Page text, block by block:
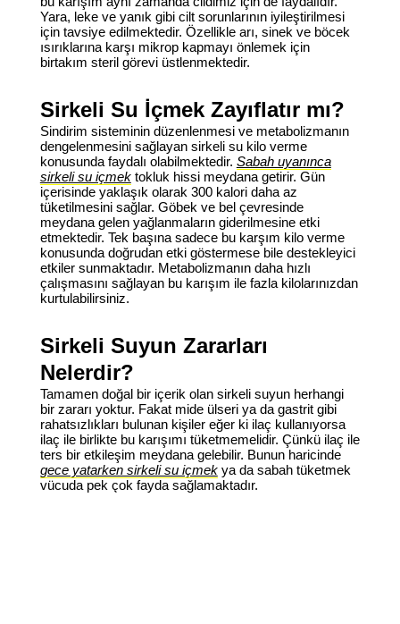
Yara, leke ve yanık gibi cilt sorunlarının iyileştirilmesi
için tavsiye edilmektedir. Özellikle arı, sinek ve böcek
ısırıklarına karşı mikrop kapmayı önlemek için
birtakım steril görevi üstlenmektedir.
Sirkeli Su İçmek Zayıflatır mı?
Sindirim sisteminin düzenlenmesi ve metabolizmanın
dengelenmesini sağlayan sirkeli su kilo verme
konusunda faydalı olabilmektedir. Sabah uyanınca
sirkeli su içmektokluk hissi meydana getirir. Gün
içerisinde yaklaşık olarak 300 kalori daha az
tüketilmesini sağlar. Göbek ve bel çevresinde
meydana gelen yağlanmaların giderilmesine etki
etmektedir. Tek başına sadece bu karşım kilo verme
konusunda doğrudan etki göstermese bile destekleyici
etkiler sunmaktadır. Metabolizmanın daha hızlı
çalışmasını sağlayan bu karışım ile fazla kilolarınızdan
kurtulabilirsiniz.
Sirkeli Suyun Zararları
Nelerdir?
Tamamen doğal bir içerik olan sirkeli suyun herhangi
bir zararı yoktur. Fakat mide ülseri ya da gastrit gibi
rahatsızlıkları bulunan kişiler eğer ki ilaç kullanıyorsa
ilaç ile birlikte bu karışımı tüketmemelidir. Çünkü ilaç ile
ters bir etkileşim meydana gelebilir. Bunun haricinde
gece yatarken sirkeli su içmekya da sabah tüketmek
vücuda pek çok fayda sağlamaktadır.